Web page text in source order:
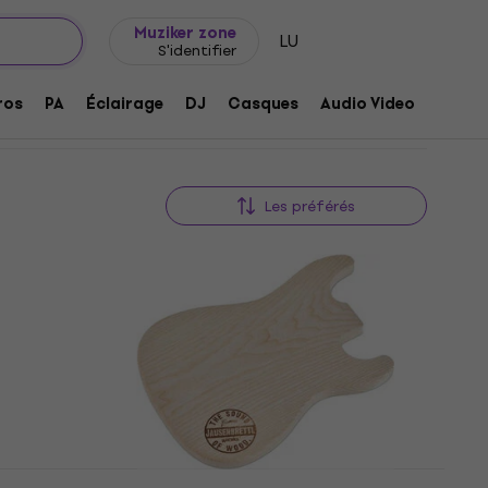
Muziker zone
S'identifier LU
PA Éclairage DJ Casques Audio Video
Les préférés
Warwick Jausenbrettl - ST-